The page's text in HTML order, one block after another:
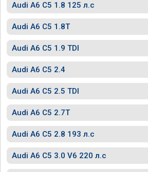
Audi A6 C5 1.8 125 л.с
Audi A6 C5 1.8T
Audi A6 C5 1.9 TDI
Audi A6 C5 2.4
Audi A6 C5 2.5 TDI
Audi A6 C5 2.7T
Audi A6 C5 2.8 193 л.с
Audi A6 C5 3.0 V6 220 л.с